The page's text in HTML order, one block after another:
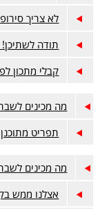
לא צריך
תודה
קבלי מתכון
מה מכינים
תפריט מתוכנן
מה מכינים
אצלנו ממש